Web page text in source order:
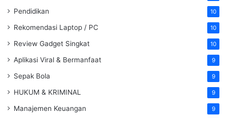
Pendidikan 10
Rekomendasi Laptop / PC 10
Review Gadget Singkat 10
Aplikasi Viral & Bermanfaat 9
Sepak Bola 9
HUKUM & KRIMINAL 9
Manajemen Keuangan 9